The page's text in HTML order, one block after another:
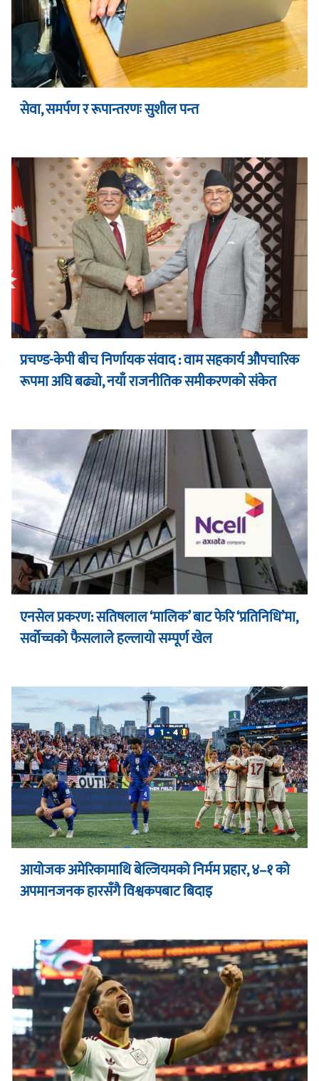
सेवा, समर्पण र रूपान्तरणः सुशील पन्त
प्रचण्ड-केपी बीच निर्णायक संवाद : वाम सहकार्य औपचारिक
रूपमा अघि बढ्यो, नयाँ राजनीतिक समीकरणको संकेत
एनसेल प्रकरण: सतिषलाल ‘मालिक’ बाट फेरि ‘प्रतिनिधि’मा,
सर्वोच्चको फैसलाले हल्लायो सम्पूर्ण खेल
आयोजक अमेरिकामाथि बेल्जियमको निर्मम प्रहार, ४–१ को
अपमानजनक हारसँगै विश्वकपबाट बिदाइ